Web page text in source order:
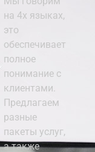
на 4х языках,
это
обеспечивает
полное
понимание с
клиентами.
Предлагаем
разные
пакеты услуг,
а также